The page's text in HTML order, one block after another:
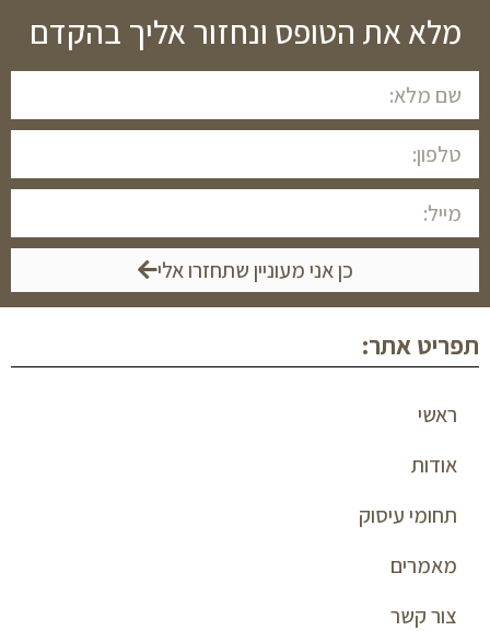
מלא את הטופס ונחזור אליך בהקדם
כן אני מעוניין שתחזרו אלי
תפריט אתר:
ראשי
אודות
תחומי עיסוק
מאמרים
צור קשר